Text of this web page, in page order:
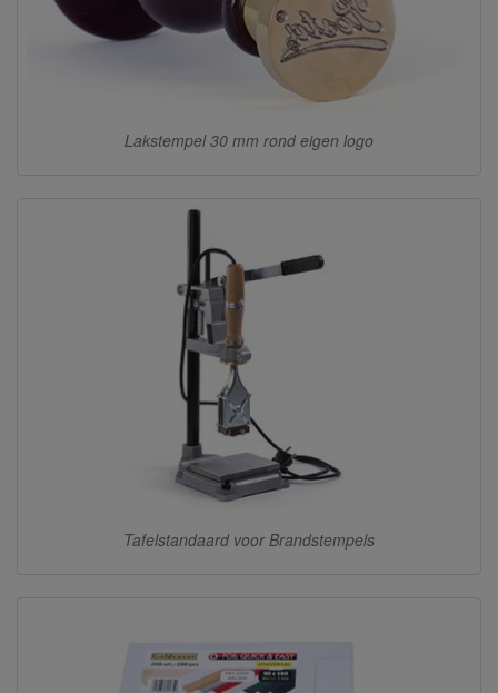
Lakstempel 30 mm rond eigen logo
Tafelstandaard voor Brandstempels